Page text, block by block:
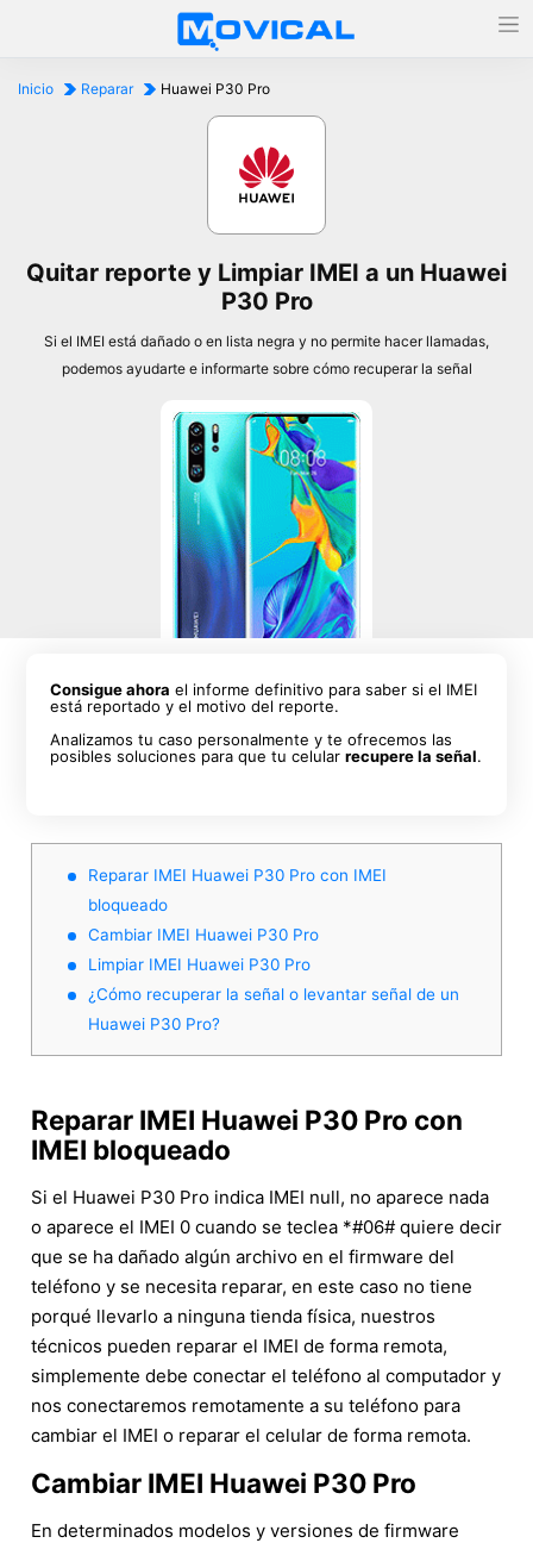
Inicio Reparar Huawei P30 Pro
Quitar reporte y Limpiar IMEI a un Huawei
P30 Pro
Si el IMEI está dañado o en lista negra y no permite hacer llamadas,
podemos ayudarte e informarte sobre cómo recuperar la señal
Consigue ahora el informe definitivo para saber si el IMEI
está reportado y el motivo del reporte.
Analizamos tu caso personalmente y te ofrecemos las
posibles soluciones para que tu celularrecupere la señal.
Reparar IMEI Huawei P30 Pro con IMEI
bloqueado
Cambiar IMEI Huawei P30 Pro
Limpiar IMEI Huawei P30 Pro
¿Cómo recuperar la señal o levantar señal de un
Huawei P30 Pro?
Reparar IMEI Huawei P30 Pro con
IMEI bloqueado
Si el Huawei P30 Pro indica IMEI null, no aparece nada
o aparece el IMEI 0 cuando se teclea *#06# quiere decir
que se ha dañado algún archivo en el firmware del
teléfono y se necesita reparar, en este caso no tiene
porqué llevarlo a ninguna tienda física, nuestros
técnicos pueden reparar el IMEI de forma remota,
simplemente debe conectar el teléfono al computador y
nos conectaremos remotamente a su teléfono para
cambiar el IMEI o reparar el celular de forma remota.
Cambiar IMEI Huawei P30 Pro
En determinados modelos y versiones de firmware